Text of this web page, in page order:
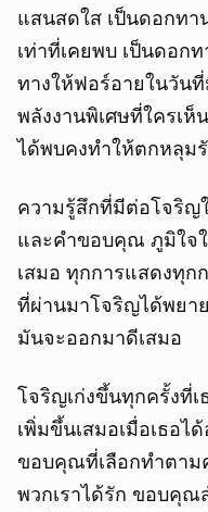
แสนสดใส เป็นดอกท
เท่าที่เคยพบ เป็นดอก
ทางให้ฟอร์อายในวัน
พลังงานพิเศษที่ใครเห็
ได้พบคงทำให้ตกหลุม
ความรู้สึกที่มีต่อโจริญ
และคำขอบคุณ ภูมิใจ
เสมอ ทุกการแสดงทุก
ที่ผ่านมาโจริญได้พยา
มันจะออกมาดีเสมอ
โจริญเก่งขึ้นทุกครั้งที่
เพิ่มขึ้นเสมอเมื่อเธอ
ขอบคุณที่เลือกทำตา
พวกเราได้รัก ขอบคุณ